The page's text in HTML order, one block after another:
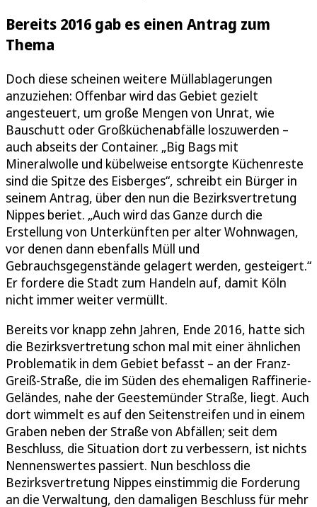
Bereits 2016 gab es einen Antrag zum
Thema
Doch diese scheinen weitere Müllablagerungen
anzuziehen: Offenbar wird das Gebiet gezielt
angesteuert, um große Mengen von Unrat, wie
Bauschutt oder Großküchenabfälle loszuwerden –
auch abseits der Container. „Big Bags mit
Mineralwolle und kübelweise entsorgte Küchenreste
sind die Spitze des Eisberges“, schreibt ein Bürger in
seinem Antrag, über den nun die Bezirksvertretung
Nippes beriet. „Auch wird das Ganze durch die
Erstellung von Unterkünften per alter Wohnwagen,
vor denen dann ebenfalls Müll und
Gebrauchsgegenstände gelagert werden, gesteigert.“
Er fordere die Stadt zum Handeln auf, damit Köln
nicht immer weiter vermüllt.
Bereits vor knapp zehn Jahren, Ende 2016, hatte sich
die Bezirksvertretung schon mal mit einer ähnlichen
Problematik in dem Gebiet befasst – an der Franz-
Greiß-Straße, die im Süden des ehemaligen Raffinerie-
Geländes, nahe der Geestemünder Straße, liegt. Auch
dort wimmelt es auf den Seitenstreifen und in einem
Graben neben der Straße von Abfällen; seit dem
Beschluss, die Situation dort zu verbessern, ist nichts
Nennenswertes passiert. Nun beschloss die
Bezirksvertretung Nippes einstimmig die Forderung
an die Verwaltung, den damaligen Beschluss für mehr